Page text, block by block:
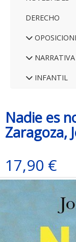
DERECHO
NARRATIVA
INFANTIL
Nadie es
Zaragoza,
17,90 €